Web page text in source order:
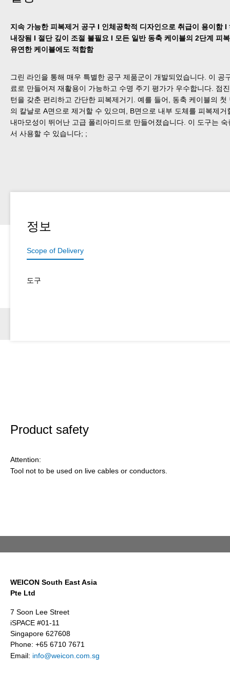
지속 가능한 피복제거 공구 I 인체공학적 디자인으로 취급이 용이함
내장됨 I 절단 깊이 조절 불필요 I 모든 일반 동축 케이블의 2단계 피
유연한 케이블에도 적합함
그린 라인을 통해 매우 특별한 공구 제품군이 개발되었습니다. 이 공
료로 만들어져 재활용이 가능하고 수명 주기 평가가 우수합니다. 점
턴을 갖춘 편리하고 간단한 피복제거기. 예를 들어, 동축 케이블의
의 칼날로 A면으로 제거할 수 있으며, B면으로 내부 도체를 피복제
내마모성이 뛰어난 고급 폴리아미드로 만들어졌습니다. 이 도구는
서 사용할 수 있습니다; ;
정보
Scope of Delivery
도구
Product safety
Attention:
Tool not to be used on live cables or conductors.
WEICON South East Asia
Pte Ltd
7 Soon Lee Street
iSPACE #01-11
Singapore 627608
Phone: +65 6710 7671
Email: info@weicon.com.sg